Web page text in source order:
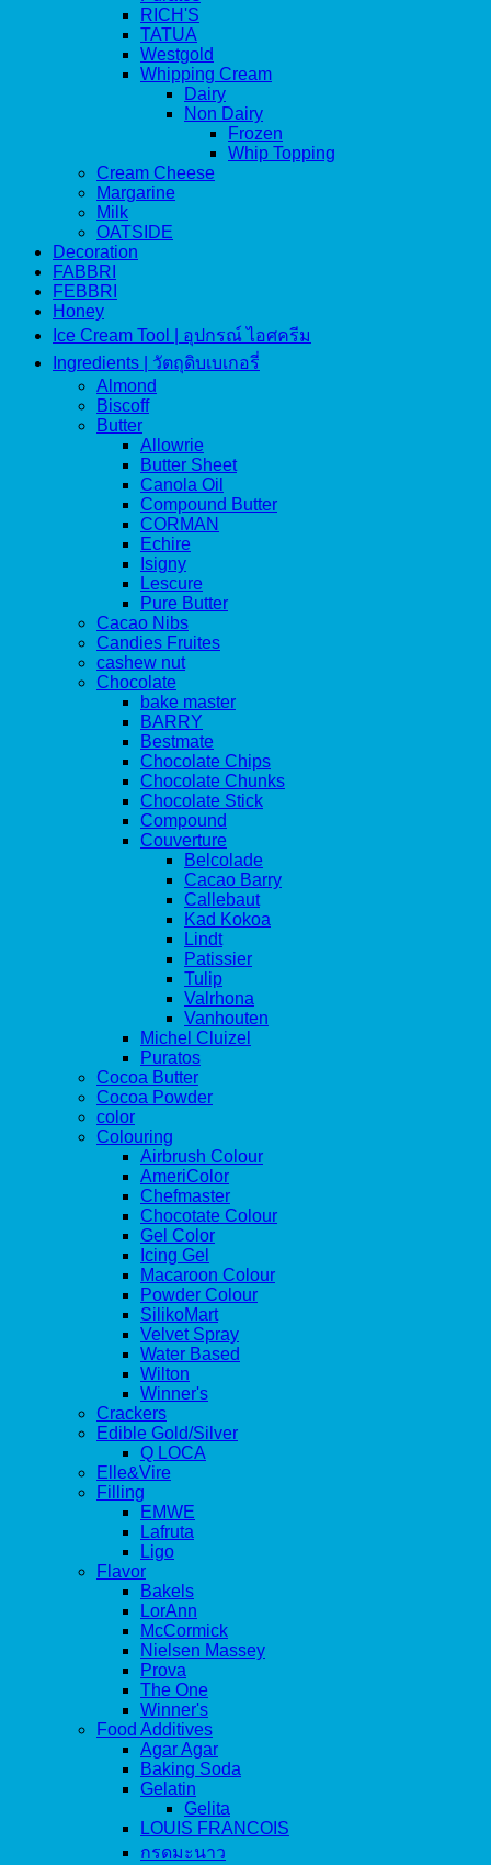
RICH'S
TATUA
Westgold
Whipping Cream
Dairy
Non Dairy
Frozen
Whip Topping
Cream Cheese
Margarine
Milk
OATSIDE
Decoration
FABBRI
FEBBRI
Honey
Ice Cream Tool | อุปกรณ์ ไอศครีม
Ingredients | วัตถุดิบเบเกอรี่
Almond
Biscoff
Butter
Allowrie
Butter Sheet
Canola Oil
Compound Butter
CORMAN
Echire
Isigny
Lescure
Pure Butter
Cacao Nibs
Candies Fruites
cashew nut
Chocolate
bake master
BARRY
Bestmate
Chocolate Chips
Chocolate Chunks
Chocolate Stick
Compound
Couverture
Belcolade
Cacao Barry
Callebaut
Kad Kokoa
Lindt
Patissier
Tulip
Valrhona
Vanhouten
Michel Cluizel
Puratos
Cocoa Butter
Cocoa Powder
color
Colouring
Airbrush Colour
AmeriColor
Chefmaster
Chocotate Colour
Gel Color
Icing Gel
Macaroon Colour
Powder Colour
SilikoMart
Velvet Spray
Water Based
Wilton
Winner's
Crackers
Edible Gold/Silver
Q LOCA
Elle&Vire
Filling
EMWE
Lafruta
Ligo
Flavor
Bakels
LorAnn
McCormick
Nielsen Massey
Prova
The One
Winner's
Food Additives
Agar Agar
Baking Soda
Gelatin
Gelita
LOUIS FRANCOIS
กรดมะนาว